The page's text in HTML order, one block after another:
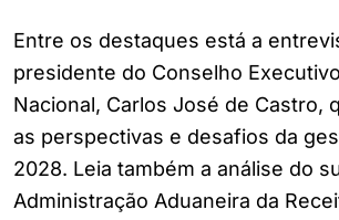
Entre os destaques está a
presidente do Conselho
Nacional, Carlos José de Castro,
as perspectivas e desafios da
2028. Leia também a análise do
Administração Aduaneira da